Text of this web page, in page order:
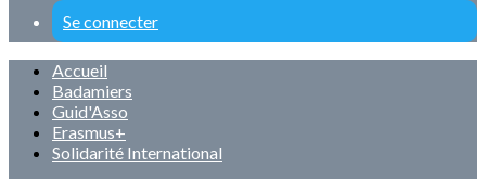
Se connecter
Accueil
Badamiers
Guid'Asso
Erasmus+
Solidarité International